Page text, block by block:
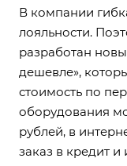
В компании
лояльности.
разработан
дешевле»,
стоимость по
оборудования
рублей, в
заказ в кредит